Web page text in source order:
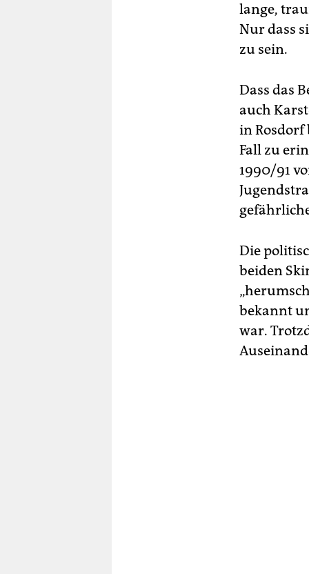
lange,
Nur dass
zu sein.
Dass das
auch
in Rosdorf
Fall zu
1990/91
Die
beiden
bekannt
war.